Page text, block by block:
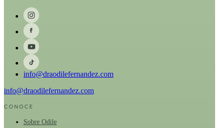
info@draodilefernandez.com
info@draodilefernandez.com
CONOCE
Sobre Odile